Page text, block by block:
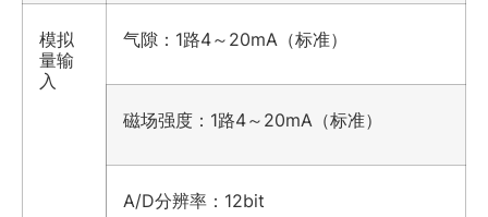
模拟
量输
入
气隙：1路4～20mA（标准）
磁场强度：1路4～20mA（标准）
A/D分辨率：12bit